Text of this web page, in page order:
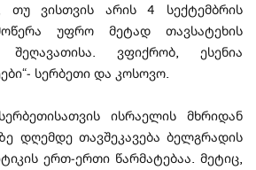
ვისთვის არის 4 სექტემბრის
უფრო მეტად თავსატეხის
ვფიქრობ, ესენია
სერბეთი და კოსოვო.
ისრაელის მხრიდან
დღემდე თავშეკავება ბელგრადის
ერთ-ერთი წარმატებაა. მეტიც,